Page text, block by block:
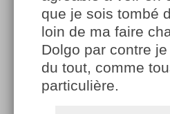
que je sois tombé
loin de ma faire
Dolgo par contre
du tout, comme
particulière.